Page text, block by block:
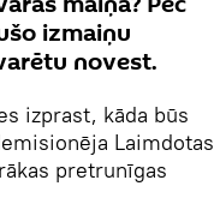
izmaiņu
novest.
izprast, kāda būs
Laimdotas
pretrunīgas